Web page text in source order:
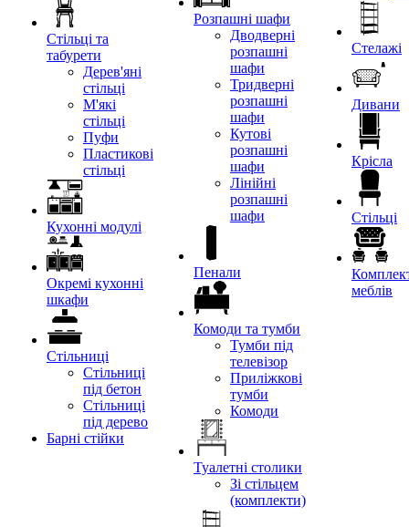
Стільці та
табурети
Дерев'яні
стільці
М'які
стільці
Пуфи
Пластикові
стільці
Кухонні модулі
Окремі кухонні
шкафи
Стільниці
Стільниці
під бетон
Стільниці
під дерево
Барні стійки
Розпашні шафи
Дводверні
розпашні
шафи
Тридверні
розпашні
шафи
Кутові
розпашні
шафи
Лінійні
розпашні
шафи
Пенали
Комоди та тумби
Тумби під
телевізор
Приліжкові
тумби
Комоди
Туалетні столики
Зі стільцем
(комплекти)
Стелажі
Дивани
Крісла
Стільці
меблів